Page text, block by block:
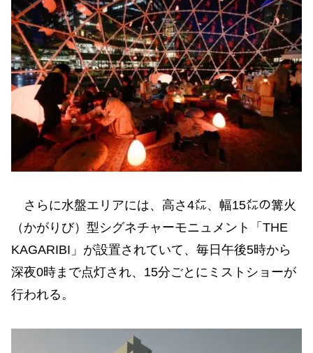
さらに水盤エリアには、高さ4㍍、幅15㍍の篝火
（かがりび）型シグネチャーモニュメント「THE
KAGARIBI」が設置されていて、毎日午後5時から
深夜0時まで点灯され、15分ごとにミストショーが
行われる。